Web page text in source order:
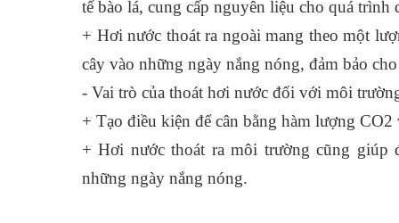
tế bào lá, cung cấp nguyên liệu cho quá
+ Hơi nước thoát ra ngoài mang theo một
cây vào những ngày nắng nóng, đảm bảo
- Vai trò của thoát hơi nước đối với môi
+ Tạo điều kiện để cân bằng hàm lượng
+ Hơi nước thoát ra môi trường cũng giúp
những ngày nắng nóng.